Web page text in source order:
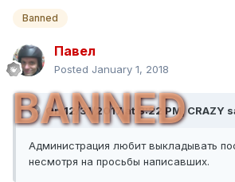
Banned
Павел
Posted January 1, 2018
BANNED
On 12/31/2017 at 3:22 PM, CRAZY
Администрация любит выкладывать
несмотря на просьбы написавших.